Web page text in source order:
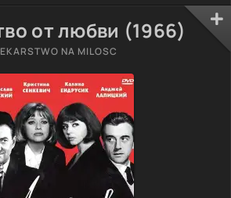
от любви (1966)
NA MILOSC